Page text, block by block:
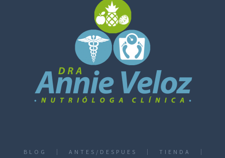
BLOG ANTES/DESPUES TIENDA